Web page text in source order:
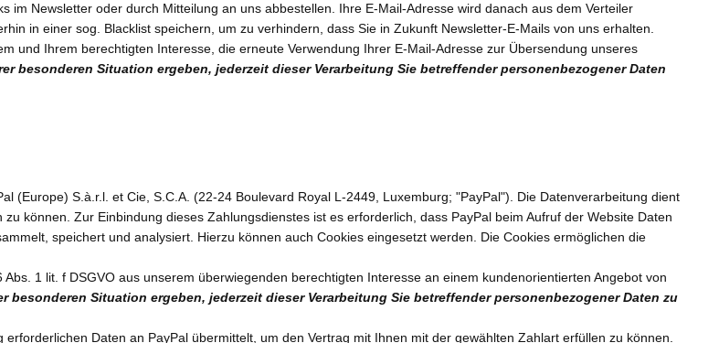
Newsletter oder durch Mitteilung an uns abbestellen. Ihre E-Mail-Adresse wird danach aus dem Verteiler
in einer sog. Blacklist speichern, um zu verhindern, dass Sie in Zukunft Newsletter-E-Mails von uns erhalten.
und Ihrem berechtigten Interesse, die erneute Verwendung Ihrer E-Mail-Adresse zur Übersendung unseres
besonderen Situation ergeben, jederzeit dieser Verarbeitung Sie betreffender personenbezogener Daten
(Europe) S.à.r.l. et Cie, S.C.A. (22-24 Boulevard Royal L-2449, Luxemburg; "PayPal"). Die Datenverarbeitung dient
können. Zur Einbindung dieses Zahlungsdienstes ist es erforderlich, dass PayPal beim Aufruf der Website Daten
speichert und analysiert. Hierzu können auch Cookies eingesetzt werden. Die Cookies ermöglichen die
1 lit. f DSGVO aus unserem überwiegenden berechtigten Interesse an einem kundenorientierten Angebot von
besonderen Situation ergeben, jederzeit dieser Verarbeitung Sie betreffender personenbezogener Daten zu
Daten an PayPal übermittelt, um den Vertrag mit Ihnen mit der gewählten Zahlart erfüllen zu können.